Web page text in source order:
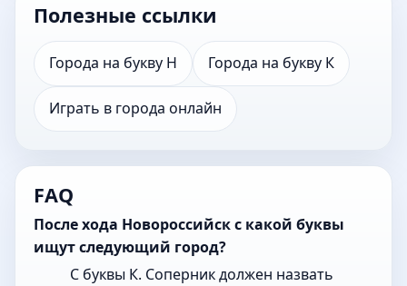
Полезные ссылки
Города на букву Н Города на букву К
Играть в города онлайн
FAQ
После хода Новороссийск с какой буквы
ищут следующий город?
С буквы К. Соперник должен назвать